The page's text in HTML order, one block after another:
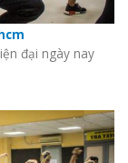
đại ngày nay